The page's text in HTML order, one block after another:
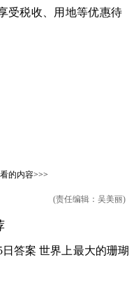
受税收、用地等优惠待
的内容>>>
(责任编辑：吴美丽)
答案 世界上最大的珊瑚